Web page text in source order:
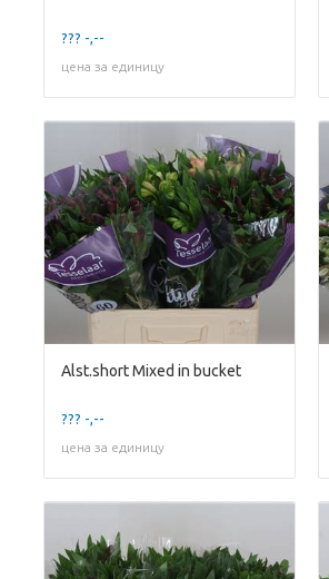
??? -,--
цена за единицу
Alst.short Mixed in bucket
??? -,--
цена за единицу